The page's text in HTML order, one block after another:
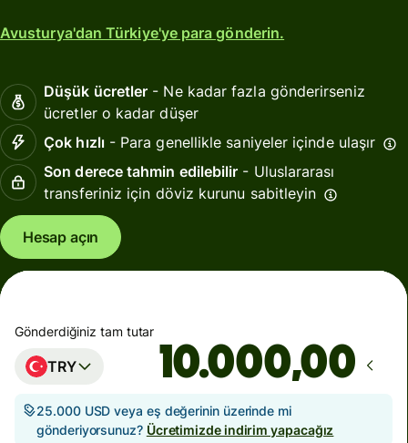
Avusturya'dan Türkiye'ye para gönderin.
Düşük ücretler - Ne kadar fazla gönderirseniz
ücretler o kadar düşer
Çok hızlı- Para genellikle saniyeler içinde ulaşır
Son derece tahmin edilebilir - Uluslararası
transferiniz için döviz kurunu sabitleyin
Hesap açın
Gönderdiğiniz tam tutar
TRY ,00
25.000 USD veya eş değerinin üzerinde mi
gönderiyorsunuz? Ücretimizde indirim yapacağız